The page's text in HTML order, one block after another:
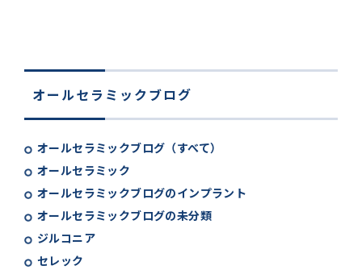
オールセラミックブログ
オールセラミックブログ（すべて）
オールセラミック
オールセラミックブログのインプラント
オールセラミックブログの未分類
ジルコニア
セレック